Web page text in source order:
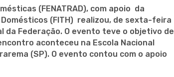
(FENATRAD), com apoio da
(FITH) realizou, de sexta-feira
da Federação. O evento teve o objetivo de
aconteceu na Escola Nacional
(SP). O evento contou com o apoio